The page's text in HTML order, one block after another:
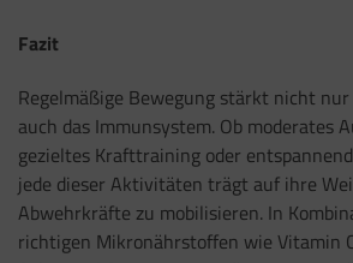
Fazit
Regelmäßige Bewegung stärkt nicht
auch das Immunsystem. Ob moderates
gezieltes Krafttraining oder
jede dieser Aktivitäten trägt auf ihre
Abwehrkräfte zu mobilisieren. In
richtigen Mikronährstoffen wie Vitamin